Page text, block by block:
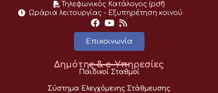
Τηλεφωνικός Κατάλογος (pdf)
Ωράρια λειτουργίας - Eξυπηρέτηση κοινού
Επικοινωνία
Δημότης & e-Υπηρεσίες
Παιδικοί Σταθμοί
Σύστημα Ελεγχόμενης Στάθμευσης